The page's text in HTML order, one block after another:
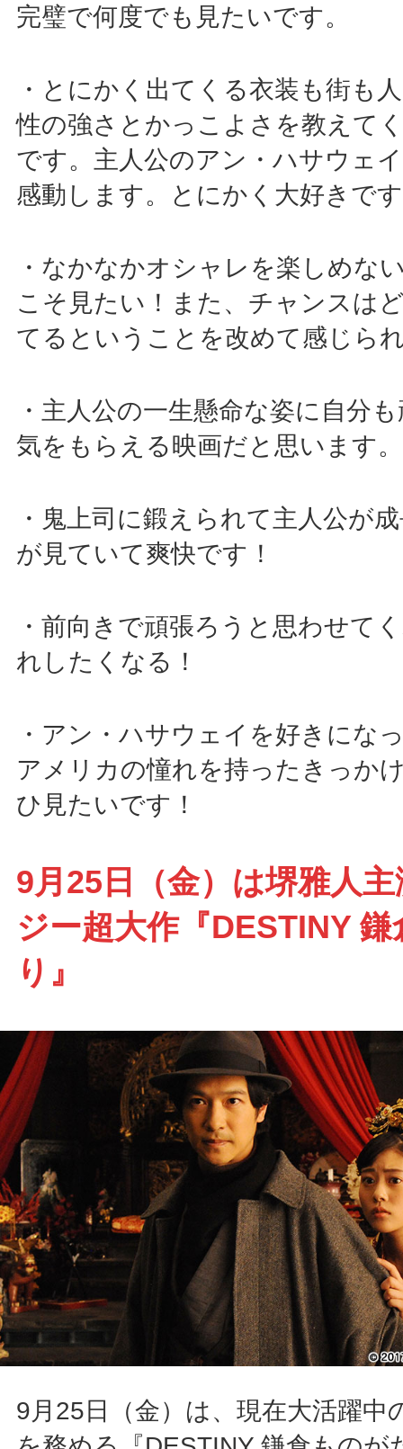
完璧で何度でも見たいです。
・とにかく出てくる衣装も街も
性の強さとかっこよさを教えて
です。主人公のアン・ハサウェ
感動します。とにかく大好きで
・なかなかオシャレを楽しめな
こそ見たい！また、チャンスは
てるということを改めて感じら
・主人公の一生懸命な姿に自分
気をもらえる映画だと思います。
・鬼上司に鍛えられて主人公が
が見ていて爽快です！
・前向きで頑張ろうと思わせて
れしたくなる！
・アン・ハサウェイを好きにな
アメリカの憧れを持ったきっか
ひ見たいです！
9月25日（金）は堺雅人
ジー超大作『DESTINY
り』
9月25日（金）は、現在大活躍中